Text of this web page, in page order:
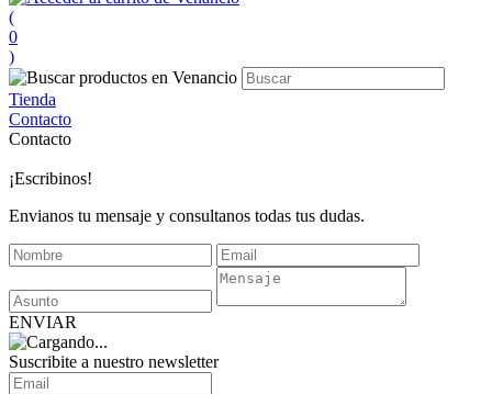
(
0
)
Tienda
Contacto
Contacto
¡Escribinos!
Envianos tu mensaje y consultanos todas tus dudas.
ENVIAR
Suscribite a nuestro newsletter